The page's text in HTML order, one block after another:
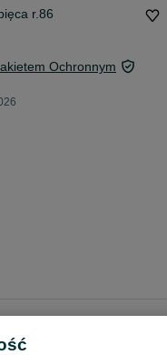
r.86
Ochronnym